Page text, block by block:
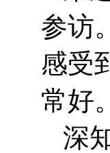
参访
感受
常好
深